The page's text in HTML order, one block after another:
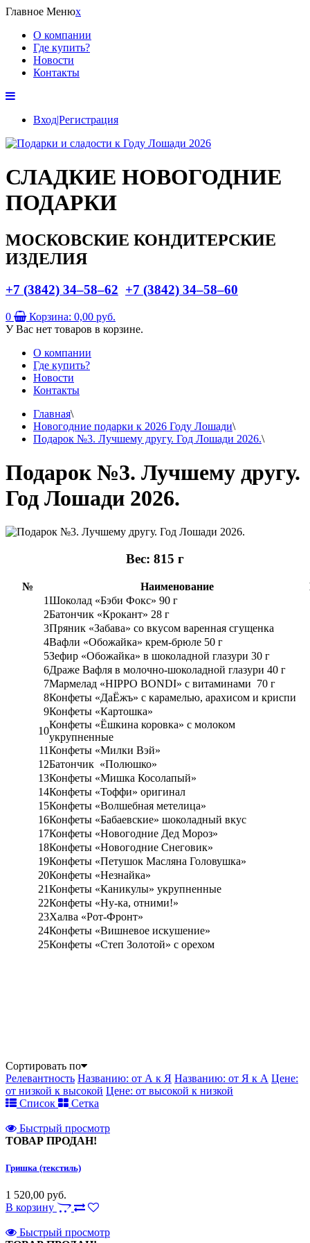
Главное Менюx
О компании
Где купить?
Новости
Контакты
Вход|Регистрация
СЛАДКИЕ НОВОГОДНИЕ
ПОДАРКИ
МОСКОВСКИЕ КОНДИТЕРСКИЕ
ИЗДЕЛИЯ
+7 (3842) 34–58–62 +7 (3842) 34–58–60
0 Корзина: 0,00 руб.
У Вас нет товаров в корзине.
О компании
Где купить?
Новости
Контакты
Главная\
Новогодние подарки к 2026 Году Лошади\
Подарок №3. Лучшему другу. Год Лошади 2026.\
Подарок №3. Лучшему другу.
Год Лошади 2026.
Вес: 815 г
№ Наименование
1Шоколад «Бэби Фокс» 90 г
2Батончик «Крокант» 28 г
3Пряник «Забава» со вкусом варенная сгущенка
4Вафли «Обожайка» крем-брюле 50 г
5Зефир «Обожайка» в шоколадной глазури 30 г
6Драже Вафля в молочно-шоколадной глазури 40 г
7Мармелад «HIPPO BONDI» с витаминами 70 г
8Конфеты «ДаЁжъ» с карамелью, арахисом и криспи
9Конфеты «Картошка»
10
Конфеты «Ёшкина коровка» с молоком
укрупненные
11Конфеты «Милки Вэй»
12Батончик «Полюшко»
13Конфеты «Мишка Косолапый»
14Конфеты «Тоффи» оригинал
15Конфеты «Волшебная метелица»
16Конфеты «Бабаевские» шоколадный вкус
17Конфеты «Новогодние Дед Мороз»
18Конфеты «Новогодние Снеговик»
19Конфеты «Петушок Масляна Головушка»
20Конфеты «Незнайка»
21Конфеты «Каникулы» укрупненные
22Конфеты «Ну-ка, отними!»
23Халва «Рот-Фронт»
24Конфеты «Вишневое искушение»
25Конфеты «Степ Золотой» с орехом
Сортировать по
Релевантность Названию: от А к Я Названию: от Я к А Цене:
от низкой к высокой Цене: от высокой к низкой
Список
Сетка
Быстрый просмотр
ТОВАР ПРОДАН!
Гришка (текстиль)
1 520,00 руб.
В корзину
Быстрый просмотр